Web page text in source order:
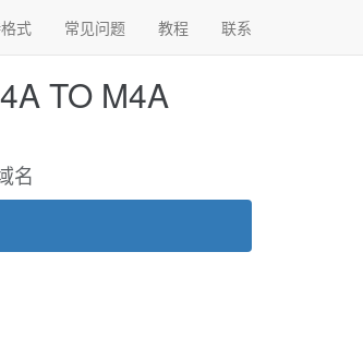
式 常见问题 教程 联系
TO M4A
名